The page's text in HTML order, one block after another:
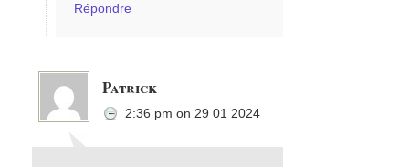
Répondre
Patrick
2:36 pm on 29 01 2024